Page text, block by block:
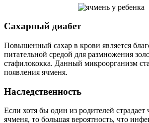
Сахарный диабет
Повышенный сахар в крови является
питательной средой для размножения
стафилококка. Данный микроорганизм
появления ячменя.
Наследственность
Если хотя бы один из родителей
ячменя, то большая вероятность, что